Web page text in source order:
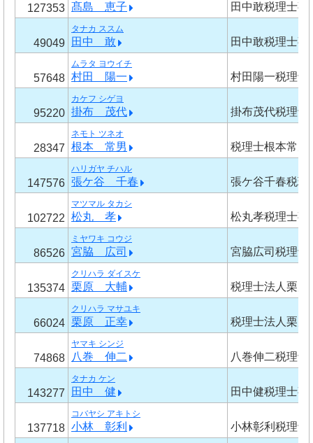
127353 髙島 恵子 田中敢税理士事
49049
タナカ ススム
田中 敢 田中敢税理士事
57648
ムラタ ヨウイチ
村田 陽一 村田陽一税理士
95220
カケフ シゲヨ
掛布 茂代 掛布茂代税理士
28347
ネモト ツネオ
根本 常男 税理士根本常男
147576
ハリガヤ チハル
張ケ谷 千春 張ケ谷千春税理
102722
マツマル タカシ
松丸 孝 松丸孝税理士事
86526
ミヤワキ コウジ
宮脇 広司 宮脇広司税理士
135374
クリハラ ダイスケ
栗原 大輔 税理士法人栗原
66024
クリハラ マサユキ
栗原 正幸 税理士法人栗原
74868
ヤマキ シンジ
八巻 伸二 八巻伸二税理士
143277
タナカ ケン
田中 健 田中健税理士事
137718
コバヤシ アキトシ
小林 彰利 小林彰利税理士